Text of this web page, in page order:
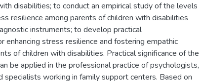
disabilities; to conduct an empirical study of the levels
resilience among parents of children with disabilities
instruments; to develop practical
enhancing stress resilience and fostering empathic
of children with disabilities. Practical significance of the
be applied in the professional practice of psychologists,
specialists working in family support centers. Based on